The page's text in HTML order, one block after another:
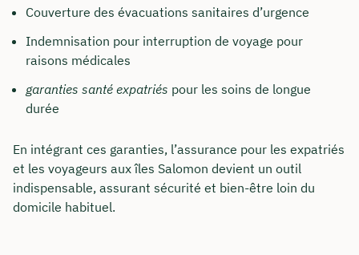
Couverture des évacuations sanitaires d’urgence
Indemnisation pour interruption de voyage pour
raisons médicales
garanties santé expatriés pour les soins de longue
durée
En intégrant ces garanties, l’assurance pour les expatriés
et les voyageurs aux îles Salomon devient un outil
indispensable, assurant sécurité et bien-être loin du
domicile habituel.